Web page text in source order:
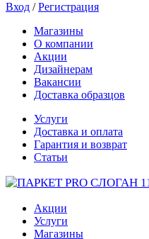
Вход /Регистрация
Магазины
О компании
Акции
Дизайнерам
Вакансии
Доставка образцов
Услуги
Доставка и оплата
Гарантия и возврат
Статьи
Акции
Услуги
Магазины